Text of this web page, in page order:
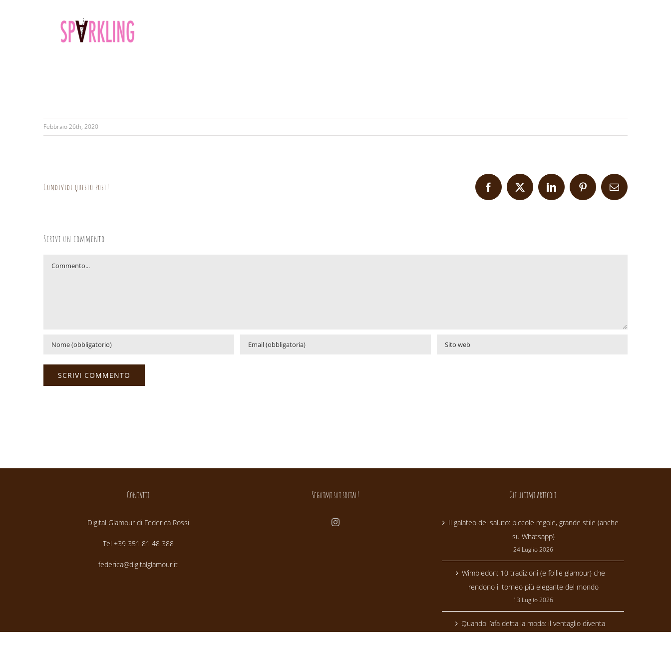
Febbraio 26th, 2020
Condividi questo post! Facebook
X LinkedInPinterestEmail
Scrivi un commento
Contatti
Digital Glamour di Federica Rossi
Tel +39 351 81 48 388
federica@digitalglamour.it
Seguimi sui social! Gli ultimi articoli
Il galateo del saluto: piccole regole, grande stile (anche
su Whatsapp)
24 Luglio 2026
Wimbledon: 10 tradizioni (e follie glamour) che
rendono il torneo più elegante del mondo
13 Luglio 2026
Quando l’afa detta la moda: il ventaglio diventa